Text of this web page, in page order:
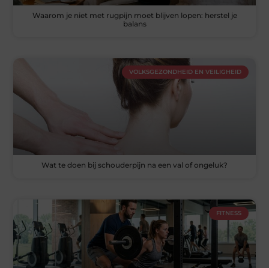
Waarom je niet met rugpijn moet blijven lopen: herstel je
balans
VOLKSGEZONDHEID EN VEILIGHEID
Wat te doen bij schouderpijn na een val of ongeluk?
FITNESS